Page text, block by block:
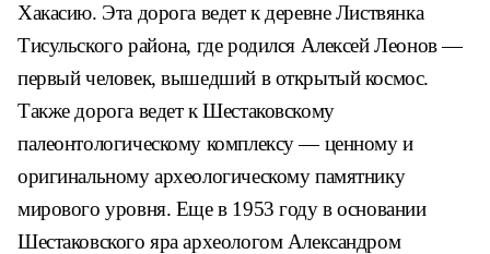
Хакасию. Эта дорога ведет к деревне Листвянка
Тисульского района, где родился Алексей Леонов —
первый человек, вышедший в открытый космос.
Также дорога ведет к Шестаковскому
палеонтологическому комплексу — ценному и
оригинальному археологическому памятнику
мирового уровня. Еще в 1953 году в основании
Шестаковского яра археологом Александром